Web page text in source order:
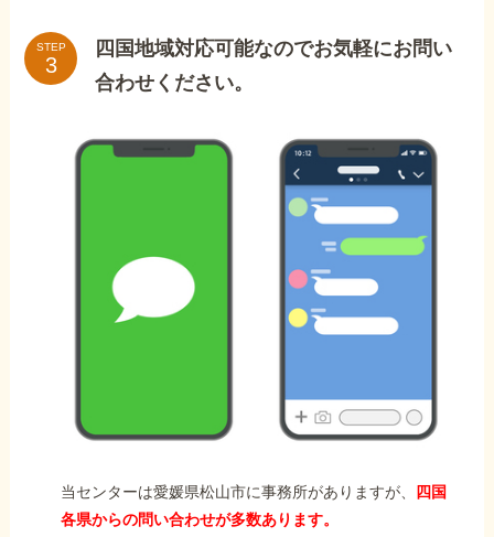
STEP
四国地域対応可能なのでお気軽にお問い
合わせください。
当センターは愛媛県松山市に事務所がありますが、
四国
各県からの問い合わせが多数あります。